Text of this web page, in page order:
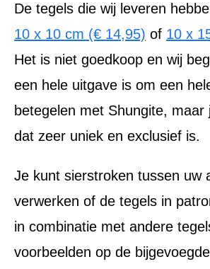
De tegels die wij leveren
10 x 10 cm (€ 14,95) of 10 x
Het is niet goedkoop en wij
een hele uitgave is om een
betegelen met Shungite, maar
dat zeer uniek en exclusief is.
Je kunt sierstroken tussen uw
verwerken of de tegels in
in combinatie met andere
voorbeelden op de bijgevoegde